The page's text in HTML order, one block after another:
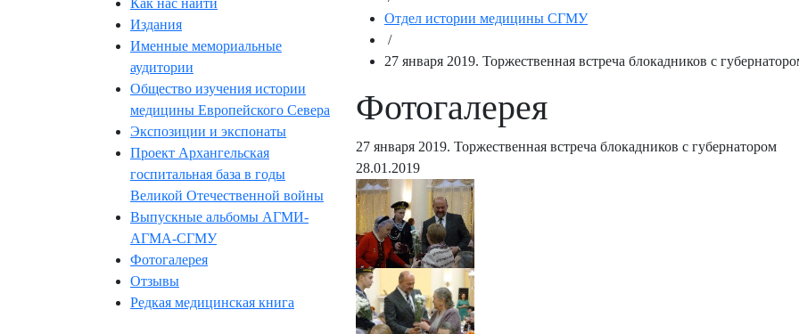
Как нас найти
Издания
Именные мемориальные
аудитории
Общество изучения истории
медицины Европейского Севера
Экспозиции и экспонаты
Проект Архангельская
госпитальная база в годы
Великой Отечественной войны
Выпускные альбомы АГМИ-
АГМА-СГМУ
Фотогалерея
Отзывы
Редкая медицинская книга
Отдел истории медицины СГМУ
/
27 января 2019. Торжественная встреча блокадников с
Фотогалерея
27 января 2019. Торжественная встреча блокадников с губернатором
28.01.2019